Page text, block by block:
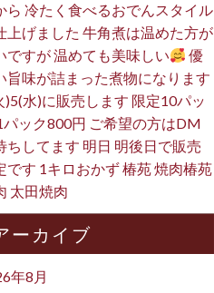
ら 冷たく食べるおでんスタイル
上げました 牛角煮は温めた方が
ですが 温めても美味しい
優
旨味が詰まった煮物になります
)5(水)に販売します 限定10パッ
パック800円 ご希望の方はDM
ちしてます 明日 明後日で販売
です 1キロおかず 椿苑 焼肉椿苑
太田焼肉
ーカイブ
年8月